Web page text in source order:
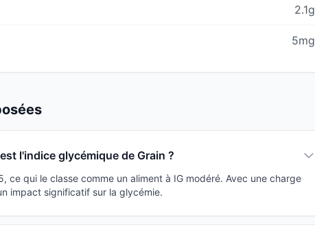
2.1g
5mg
l'indice glycémique de Grain ?
ce qui le classe comme un aliment à IG modéré. Avec une charge
impact significatif sur la glycémie.